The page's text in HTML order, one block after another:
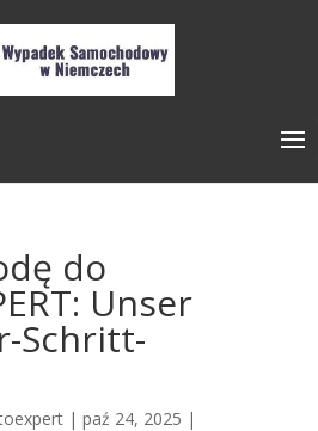
do
Unser
Schritt-
| paź 24, 2025 |